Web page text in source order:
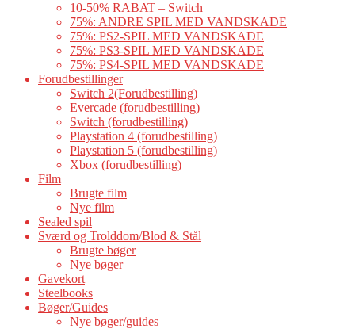
10-50% RABAT – Switch
75%: ANDRE SPIL MED VANDSKADE
75%: PS2-SPIL MED VANDSKADE
75%: PS3-SPIL MED VANDSKADE
75%: PS4-SPIL MED VANDSKADE
Forudbestillinger
Switch 2(Forudbestilling)
Evercade (forudbestilling)
Switch (forudbestilling)
Playstation 4 (forudbestilling)
Playstation 5 (forudbestilling)
Xbox (forudbestilling)
Film
Brugte film
Nye film
Sealed spil
Sværd og Trolddom/Blod & Stål
Brugte bøger
Nye bøger
Gavekort
Steelbooks
Bøger/Guides
Nye bøger/guides